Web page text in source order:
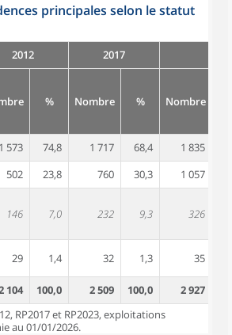
principales selon le statut
2012 2017
% Nombre % Nombre
1 573 74,8 1 717 68,4 1 835
502 23,8 760 30,3 1 057
146 7,0 232 9,3 326
29 1,4 32 1,3 35
104 100,0 2 509 100,0 2 927
RP2017 et RP2023, exploitations
au 01/01/2026.